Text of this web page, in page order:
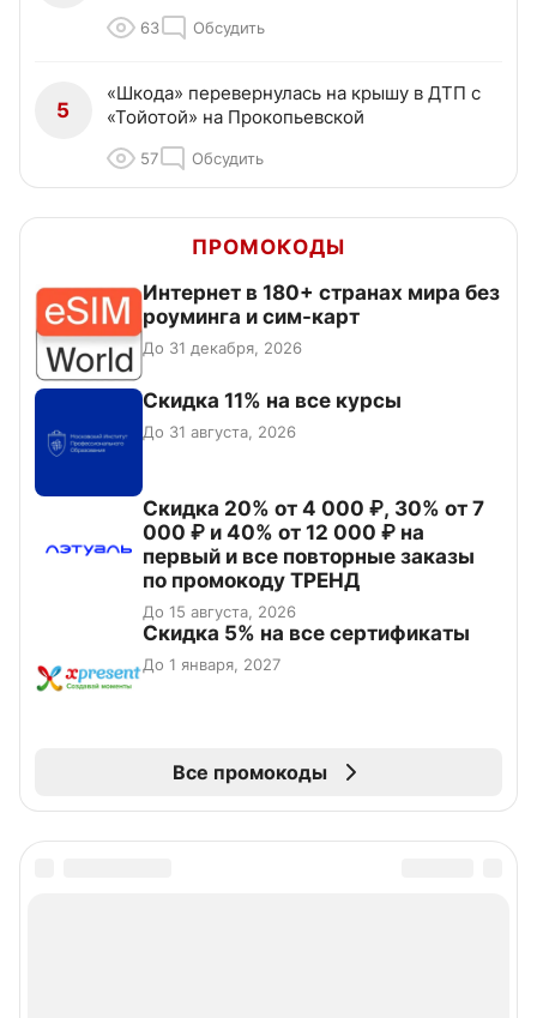
63 Обсудить
5
«Шкода» перевернулась на крышу в ДТП с
«Тойотой» на Прокопьевской
57 Обсудить
ПРОМОКОДЫ
Интернет в 180+ странах мира без
роуминга и сим-карт
До 31 декабря, 2026
Скидка 11% на все курсы
До 31 августа, 2026
Скидка 20% от 4 000 ₽, 30% от 7
000 ₽ и 40% от 12 000 ₽ на
первый и все повторные заказы
по промокоду ТРЕНД
До 15 августа, 2026
Скидка 5% на все сертификаты
До 1 января, 2027
Все промокоды